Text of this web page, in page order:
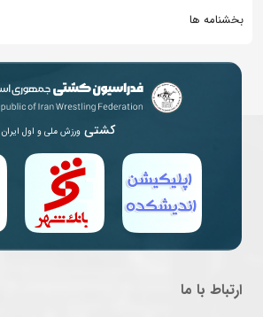
بخشنامه ها
کشتی ورزش ملی و اول ایران
ارتباط با ما